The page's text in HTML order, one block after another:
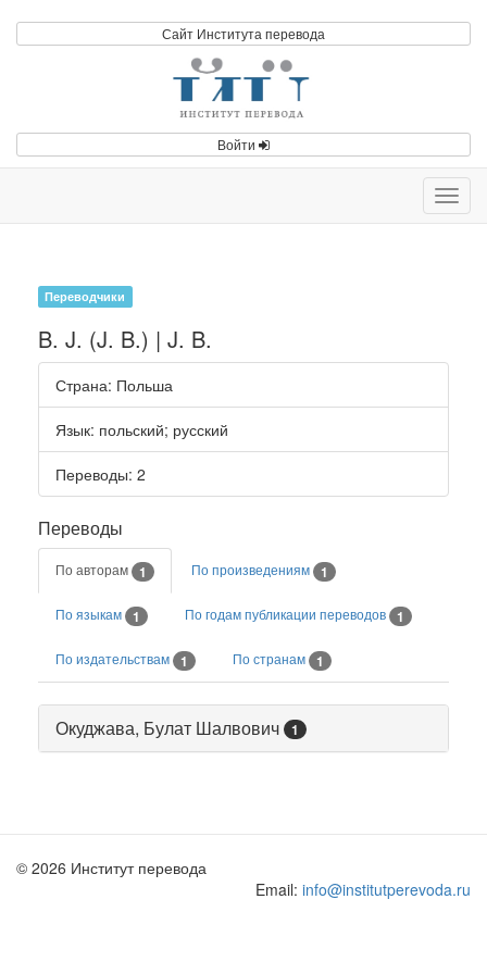
Сайт Института перевода
Войти
Переводчики
B. J. (J. B.) | J. B.
Страна: Польша
Язык: польский; русский
Переводы: 2
Переводы
По авторам 1 По произведениям 1
По языкам 1 По годам публикации переводов 1
По издательствам 1 По странам 1
Окуджава, Булат Шалвович 1
© 2026 Институт перевода
Email: info@institutperevoda.ru